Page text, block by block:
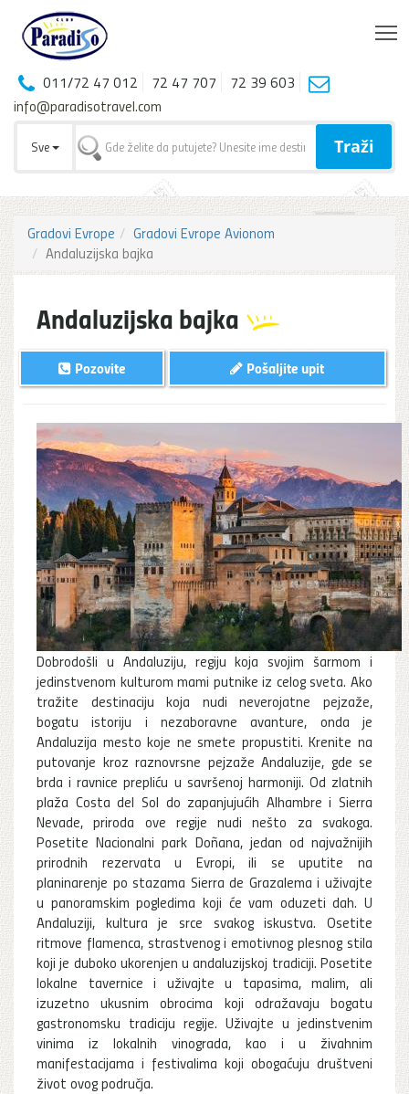
011/72 47 012 72 47 707
72 39 603
info@paradisotravel.com
Sve Traži
Gradovi Evrope
Gradovi Evrope Avionom
Andaluzijska bajka
Andaluzijska bajka
Pošaljite upit
Pozovite
Dobrodošli u Andaluziju, regiju koja svojim šarmom i
jedinstvenom kulturom mami putnike iz celog sveta. Ako
tražite destinaciju koja nudi neverojatne pejzaže,
bogatu istoriju i nezaboravne avanture, onda je
Andaluzija mesto koje ne smete propustiti. Krenite na
putovanje kroz raznovrsne pejzaže Andaluzije, gde se
brda i ravnice prepliću u savršenoj harmoniji. Od zlatnih
plaža Costa del Sol do zapanjujućih Alhambre i Sierra
Nevade, priroda ove regije nudi nešto za svakoga.
Posetite Nacionalni park Doñana, jedan od najvažnijih
prirodnih rezervata u Evropi, ili se uputite na
planinarenje po stazama Sierra de Grazalema i uživajte
u panoramskim pogledima koji će vam oduzeti dah. U
Andaluziji, kultura je srce svakog iskustva. Osetite
ritmove flamenca, strastvenog i emotivnog plesnog stila
koji je duboko ukorenjen u andaluzijskoj tradiciji. Posetite
lokalne tavernice i uživajte u tapasima, malim, ali
izuzetno ukusnim obrocima koji odražavaju bogatu
gastronomsku tradiciju regije. Uživajte u jedinstvenim
vinima iz lokalnih vinograda, kao i u živahnim
manifestacijama i festivalima koji obogaćuju društveni
život ovog područja.